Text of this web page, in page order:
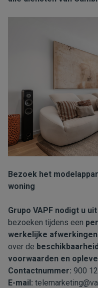
Bezoek het
woning
Grupo VAPF nodigt u uit
bezoeken tijdens een
werkelijke
over de
voorwaarden en
Contactnummer: 900
E-mail: